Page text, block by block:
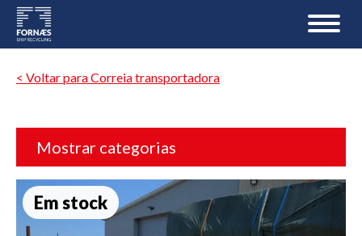
< Voltar para Correia transportadora
Mostrar categorias
Em stock